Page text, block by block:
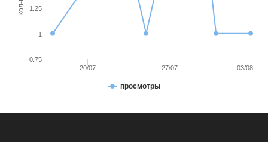
просмотры
20/07 03/08
27/07
0.75
1
1.25